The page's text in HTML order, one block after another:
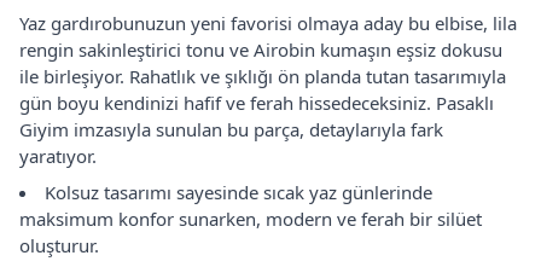
Yaz gardırobunuzun yeni favorisi olmaya aday bu elbise, lila
rengin sakinleştirici tonu ve Airobin kumaşın eşsiz dokusu
ile birleşiyor. Rahatlık ve şıklığı ön planda tutan tasarımıyla
gün boyu kendinizi hafif ve ferah hissedeceksiniz. Pasaklı
Giyim imzasıyla sunulan bu parça, detaylarıyla fark
yaratıyor.
Kolsuz tasarımı sayesinde sıcak yaz günlerinde
maksimum konfor sunarken, modern ve ferah bir silüet
oluşturur.